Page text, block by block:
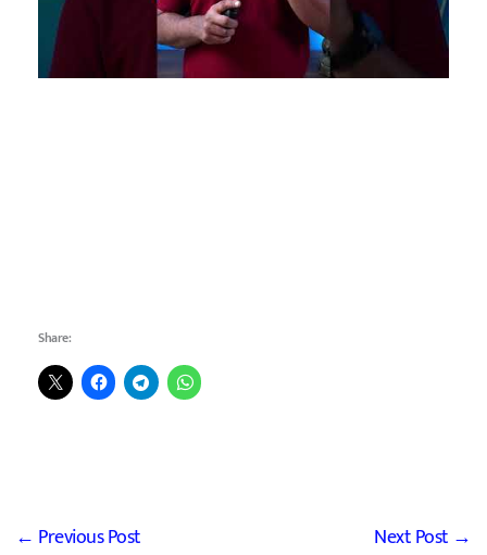
Share:
← Previous Post Next Post →